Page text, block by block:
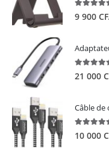
5.00out
9 900
5.00out
21 000
5.00out
10 000